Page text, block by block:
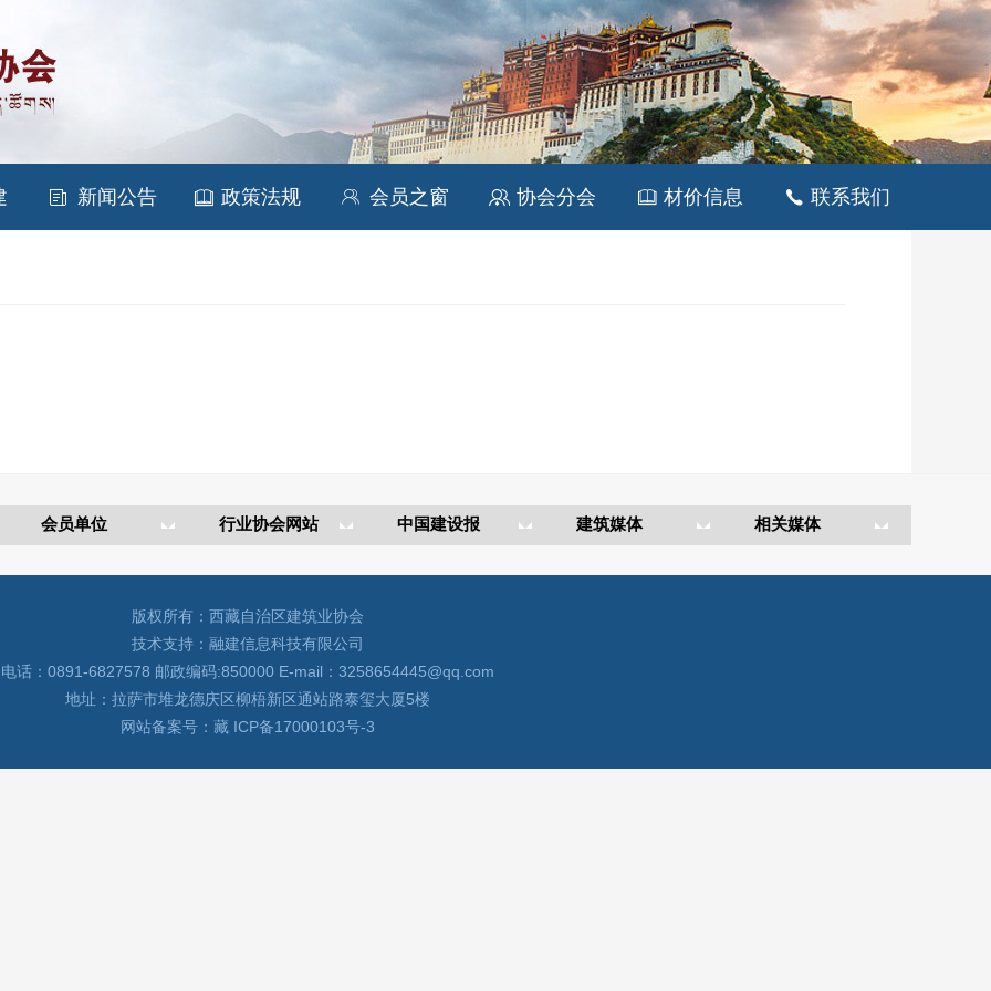
 新闻公告  政策法规  会员之窗  协会分会  材价信息  联系我们
版权所有：西藏自治区建筑业协会
技术支持：融建信息科技有限公司
电话：0891-6827578 邮政编码:850000 E-mail：3258654445@qq.com
地址：拉萨市堆龙德庆区柳梧新区通站路泰玺大厦5楼
网站备案号：藏 ICP备17000103号-3